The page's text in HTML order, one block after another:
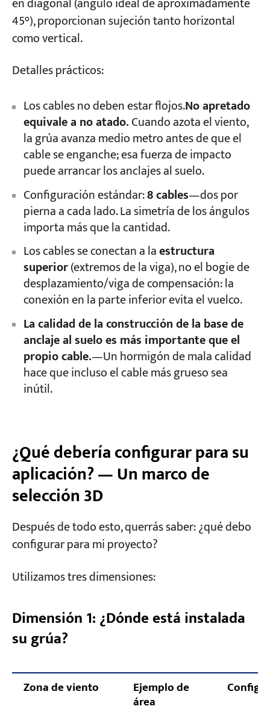
45°), proporcionan sujeción tanto horizontal
como vertical.
Detalles prácticos:
Los cables no deben estar flojos.No apretado
equivale a no atado.Cuando azota el viento,
la grúa avanza medio metro antes de que el
cable se enganche; esa fuerza de impacto
puede arrancar los anclajes al suelo.
Configuración estándar:8 cables—dos por
pierna a cada lado. La simetría de los ángulos
importa más que la cantidad.
Los cables se conectan a laestructura
superior(extremos de la viga), no el bogie de
desplazamiento/viga de compensación: la
conexión en la parte inferior evita el vuelco.
La calidad de la construcción de la base de
anclaje al suelo es más importante que el
propio cable.—Un hormigón de mala calidad
hace que incluso el cable más grueso sea
inútil.
¿Qué debería configurar para su
aplicación? — Un marco de
selección 3D
Después de todo esto, querrás saber: ¿qué debo
configurar para mi proyecto?
Utilizamos tres dimensiones:
Dimensión 1: ¿Dónde está instalada
su grúa?
Zona de viento Ejemplo de
área